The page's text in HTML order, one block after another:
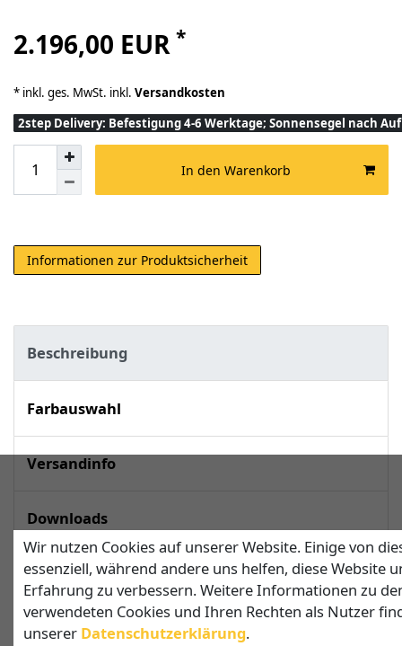
2.196,00 EUR *
* inkl. ges. MwSt. inkl. Versandkosten
2step Delivery: Befestigung 4-6 Werktage; Sonnensegel nach
In den Warenkorb
Informationen zur Produktsicherheit
Beschreibung
Farbauswahl
Versandinfo
Downloads
techn. Daten
Wir nutzen Cookies auf unserer Website. Einige von
essenziell, während andere uns helfen, diese Website
Erfahrung zu verbessern. Weitere Informationen zu
verwendeten Cookies und Ihren Rechten als Nutzer
unserer Daten­schutz­erklärung.